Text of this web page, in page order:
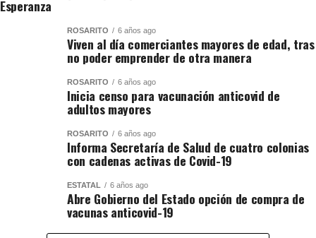
Esperanza
ROSARITO 6 años ago
Viven al día comerciantes mayores de edad, tras
no poder emprender de otra manera
ROSARITO 6 años ago
Inicia censo para vacunación anticovid de
adultos mayores
ROSARITO 6 años ago
Informa Secretaría de Salud de cuatro colonias
con cadenas activas de Covid-19
ESTATAL 6 años ago
Abre Gobierno del Estado opción de compra de
vacunas anticovid-19